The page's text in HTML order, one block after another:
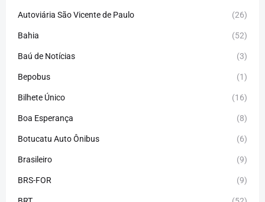
Autoviária São Vicente de Paulo (26)
Bahia (52)
Baú de Notícias (3)
Bepobus (1)
Bilhete Único (16)
Boa Esperança (8)
Botucatu Auto Ônibus (6)
Brasileiro (9)
BRS-FOR (9)